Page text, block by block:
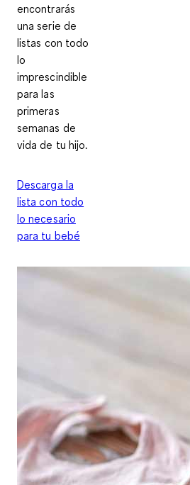
encontrarás
una serie de
listas con todo
lo
imprescindible
para las
primeras
semanas de
vida de tu hijo.
Descarga la
lista con todo
lo necesario
para tu bebé